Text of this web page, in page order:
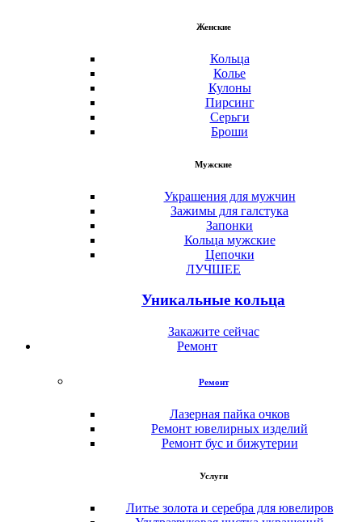
Женские
Кольца
Колье
Кулоны
Пирсинг
Серьги
Броши
Мужские
Украшения для мужчин
Зажимы для галстука
Запонки
Кольца мужские
Цепочки
ЛУЧШЕЕ
Уникальные кольца
Закажите сейчас
Ремонт
Ремонт
Лазерная пайка очков
Ремонт ювелирных изделий
Ремонт бус и бижутерии
Услуги
Литье золота и серебра для ювелиров